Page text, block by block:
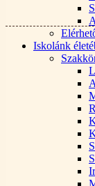
Iskolánk